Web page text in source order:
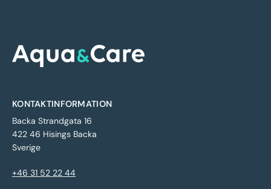
KONTAKTINFORMATION
Backa Strandgata 16
422 46 Hisings Backa
Sverige
+46 31 52 22 44